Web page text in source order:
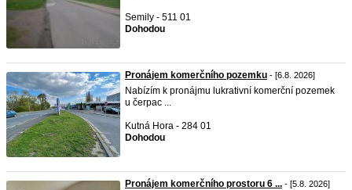
Semily - 511 01
Dohodou
Pronájem komerčního pozemku - [6.8. 2026]
Nabízím k pronájmu lukrativní komerční pozemek
u čerpac ...
Kutná Hora - 284 01
Dohodou
Pronájem komerčního prostoru 6 ... - [5.8. 2026]